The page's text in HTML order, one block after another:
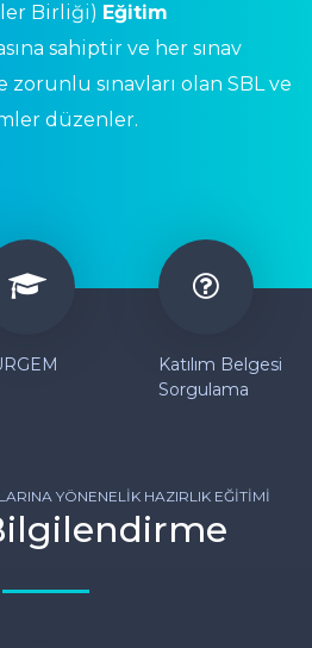
Birliği) Eğitim
sahiptir ve her sınav
sınavları olan SBL ve
düzenler.
Katılım Belgesi
Sorgulama
YÖNENELIK HAZIRLIK EĞITIMI